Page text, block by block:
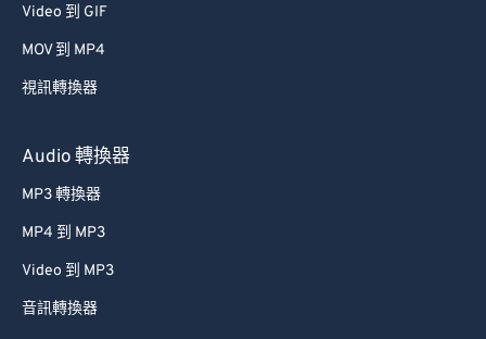
Video 到 GIF
MOV 到 MP4
視訊轉換器
Audio 轉換器
MP3 轉換器
MP4 到 MP3
Video 到 MP3
音訊轉換器